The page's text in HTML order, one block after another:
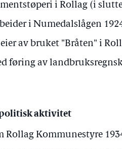
i Rollag (i
i Numedalslågen
av bruket "Bråten" i
føring av
aktivitet
Rollag Kommunestyre